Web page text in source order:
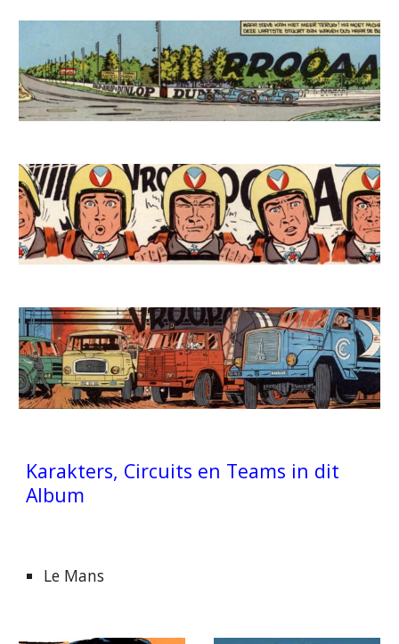
Karakters, Circuits en Teams in dit
Album
Le Mans